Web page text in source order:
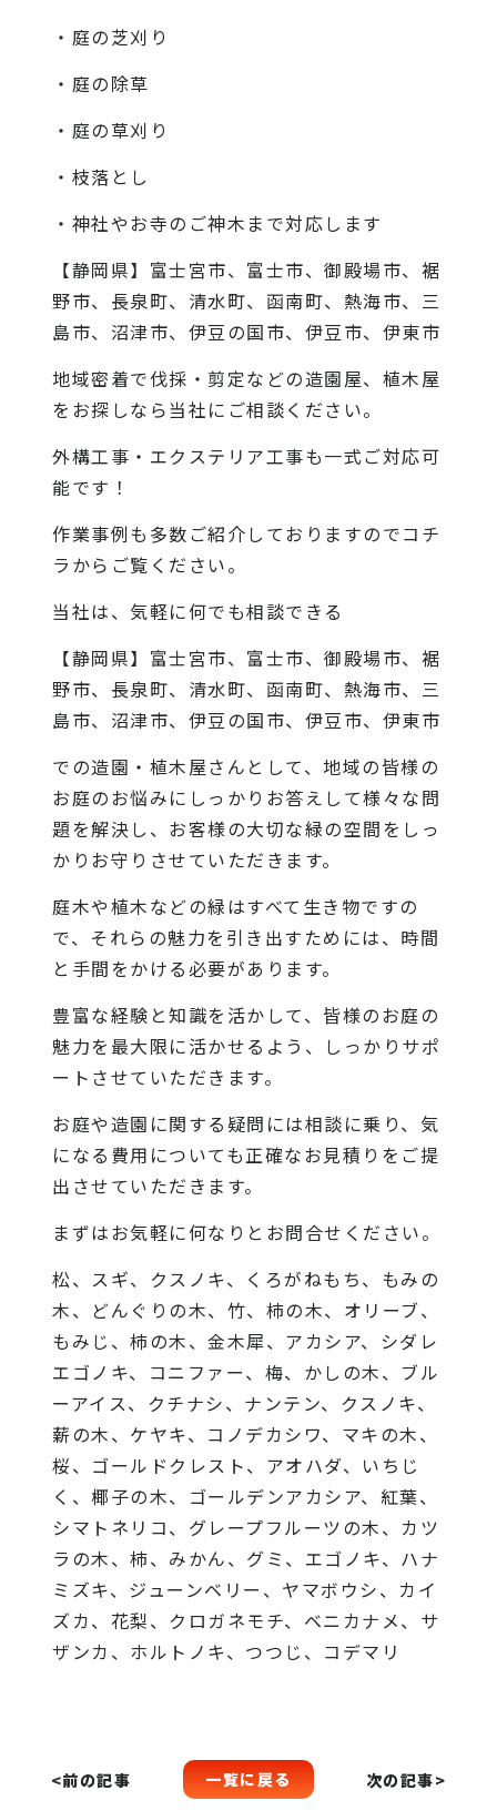
・庭の芝刈り
・庭の除草
・庭の草刈り
・枝落とし
・神社やお寺のご神木まで対応します
【静岡県】富士宮市、富士市、御殿場市、裾
野市、長泉町、清水町、函南町、熱海市、三
島市、沼津市、伊豆の国市、伊豆市、伊東市
地域密着で伐採・剪定などの造園屋、植木屋
をお探しなら当社にご相談ください。
外構工事・エクステリア工事も一式ご対応可
能です！
作業事例も多数ご紹介しておりますのでコチ
ラから ご覧ください。
当社は、気軽に何でも相談できる
【静岡県】富士宮市、富士市、御殿場市、裾
野市、長泉町、清水町、函南町、熱海市、三
島市、沼津市、伊豆の国市、伊豆市、伊東市
での造園・植木屋さんとして、地域の皆様の
お庭のお悩みにしっかりお答えして様々な問
題を解決し、お客様の大切な緑の空間をしっ
かりお守りさせていただきます。
庭木や植木などの緑はすべて生き物ですの
で、それらの魅力を引き出すためには、時間
と手間をかける必要があります。
豊富な経験と知識を活かして、皆様のお庭の
魅力を最大限に活かせるよう、しっかりサポ
ートさせていただきます。
お庭や造園に関する疑問には相談に乗り、気
になる費用についても正確なお見積りをご提
出させていただきます。
まずはお気軽に何なりとお問合せください。
松、スギ、クスノキ、くろがねもち、もみの
木、どんぐりの木、竹、柿の木、オリーブ、
もみじ、柿の木、金木犀、アカシア、シダレ
エゴノキ、コニファー、梅、かしの木、ブル
ーアイス、クチナシ、ナンテン、クスノキ、
薪の木、ケヤキ、コノデカシワ、マキの木、
桜、ゴールドクレスト、アオハダ、いちじ
く、椰子の木、ゴールデンアカシア、紅葉、
シマトネリコ、グレープフルーツの木、カツ
ラの木、柿、みかん、グミ、エゴノキ、ハナ
ミズキ、ジューンベリー、ヤマボウシ、カイ
ズカ、花梨、クロガネモチ、ベニカナメ、サ
ザンカ、ホルトノキ、つつじ、コデマリ
<前の記事 一覧に戻る 次の記事>